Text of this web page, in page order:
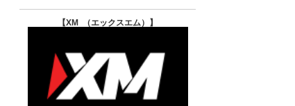
【XM （エックスエム） 】